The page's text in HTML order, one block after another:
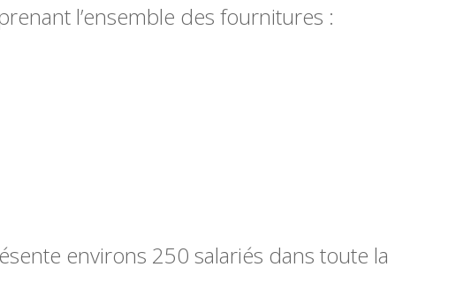
l’ensemble des fournitures :
environs 250 salariés dans toute la